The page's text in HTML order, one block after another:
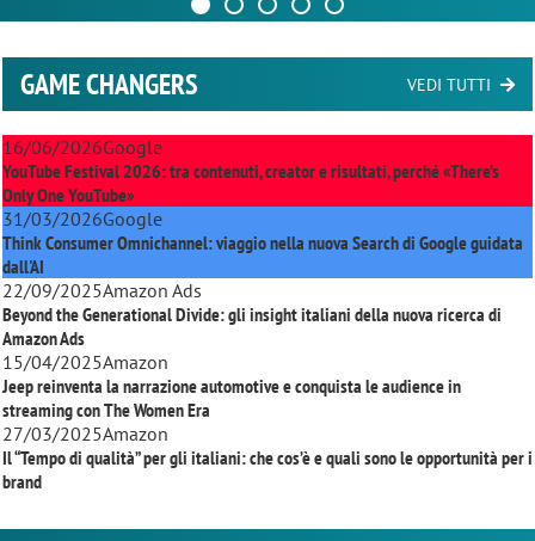
GAME CHANGERS VEDI TUTTI
16/06/2026Google
YouTube Festival 2026: tra contenuti, creator e risultati, perché «There’s
Only One YouTube»
31/03/2026Google
Think Consumer Omnichannel: viaggio nella nuova Search di Google guidata
dall'AI
22/09/2025Amazon Ads
Beyond the Generational Divide: gli insight italiani della nuova ricerca di
Amazon Ads
15/04/2025Amazon
Jeep reinventa la narrazione automotive e conquista le audience in
streaming conThe Women Era
27/03/2025Amazon
Il “Tempo di qualità” per gli italiani: che cos’è e quali sono le opportunità per i
brand